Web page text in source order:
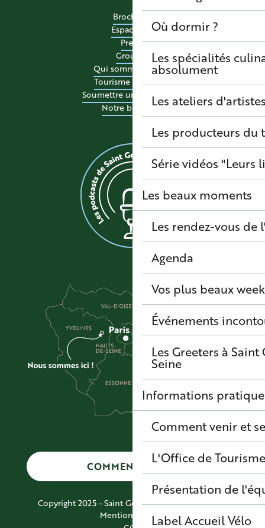
Où dormir ?
Les spécialités
absolument
Les ateliers
Les producteurs du
Série vidéos "Leurs
Les beaux moments
Les rendez-vous de
Agenda
Vos plus beaux
Événements
Les Greeters à
Seine
Informations
Comment venir et
L'Office de
Présentation de
Label Accueil Vélo
Brochures
Espace pro
Presse
Groupes
Qui sommes-nous ?
Tourisme accessible
Soumettre un événement
Notre boutique
COMMENT VENIR ?
Copyright 2025 - Saint Germain Boucles de Seine
Mentions légales